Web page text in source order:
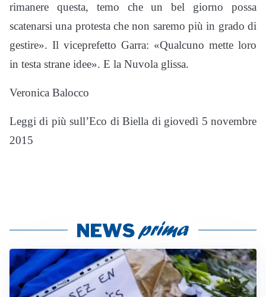
rimanere questa, temo che un bel giorno possa
scatenarsi una protesta che non saremo più in grado di
gestire». Il viceprefetto Garra: «Qualcuno mette loro
in testa strane idee». E la Nuvola glissa.
Veronica Balocco
Leggi di più sull’Eco di Biella di giovedì 5 novembre
2015